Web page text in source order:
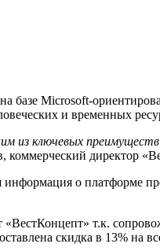
базе Microsoft-
и временных
из ключевых преимуществ
коммерческий директор
о платформе
«ВестКонцепт» т.к.
скидка в 13% на